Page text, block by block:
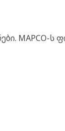
MAPCO-ს